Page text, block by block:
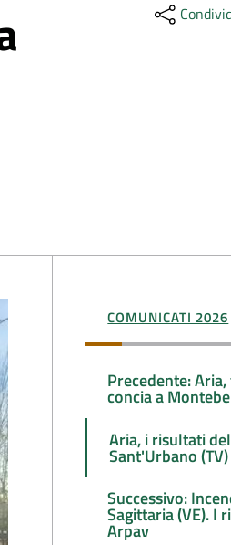
COMUNICATI 2026
Precedente:
concia a
Aria, i risultati
Sant'Urbano (TV)
Successivo:
Sagittaria (VE). I
Arpav